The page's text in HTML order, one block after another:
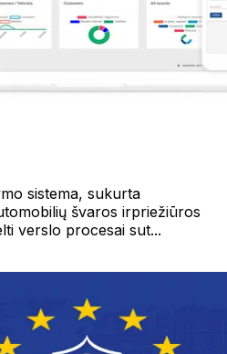
sistema, sukurta
švaros irpriežiūros
verslo procesai sut...